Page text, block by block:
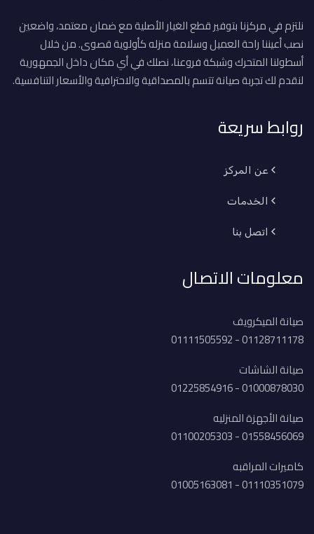
نلتزم في مركزنا بتوفير قطع الغيار الأصلية مع ضمان معتمد، واضعين
نصب أعيننا راحة العميل وسلامة منزله كأولوية قصوى. من خلال
أسطولنا المتحرك وشبكة فروعنا، نصلك في أي مكان داخل الجمهورية
لنقدم لك تجربة صيانة تتسم بالمصداقية والاحترافية والأسعار التنافسية.
روابط سريعة
عن المركز
الخدمات
اتصل بنا
معلومات الاتصال
صيانة الميكرويف
01128711178 - 01111505592
صيانة الشاشات
01000878030 - 01225854916
صيانة الأجهزة المنزليه
01558456069 - 01100205303
كاميرات المراقبه
01110351079 - 01005163081